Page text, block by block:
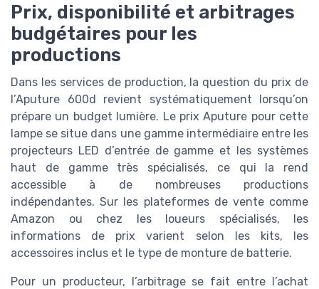
Prix, disponibilité et arbitrages
budgétaires pour les
productions
Dans les services de production, la question du prix de
l’Aputure 600d revient systématiquement lorsqu’on
prépare un budget lumière. Le prix Aputure pour cette
lampe se situe dans une gamme intermédiaire entre les
projecteurs LED d’entrée de gamme et les systèmes
haut de gamme très spécialisés, ce qui la rend
accessible à de nombreuses productions
indépendantes. Sur les plateformes de vente comme
Amazon ou chez les loueurs spécialisés, les
informations de prix varient selon les kits, les
accessoires inclus et le type de monture de batterie.
Pour un producteur, l’arbitrage se fait entre l’achat